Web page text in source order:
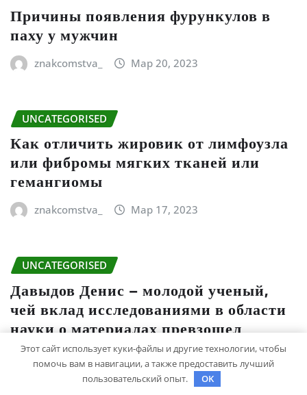
Причины появления фурункулов в
паху у мужчин
znakcomstva_ Мар 20, 2023
UNCATEGORISED
Как отличить жировик от лимфоузла
или фибромы мягких тканей или
гемангиомы
znakcomstva_ Мар 17, 2023
UNCATEGORISED
Давыдов Денис – молодой ученый,
чей вклад исследованиями в области
науки о материалах превзошел
ожидания, открывая новые
горизонты и принеся множество
положительных достижений!
Этот сайт использует куки-файлы и другие технологии, чтобы
помочь вам в навигации, а также предоставить лучший
пользовательский опыт.
OK